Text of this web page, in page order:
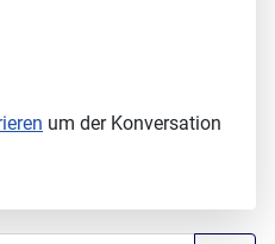
um der Konversation